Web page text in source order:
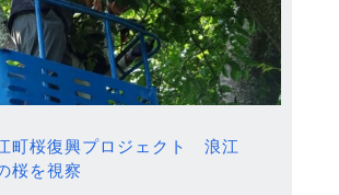
町桜復興プロジェクト 浪江
桜を視察